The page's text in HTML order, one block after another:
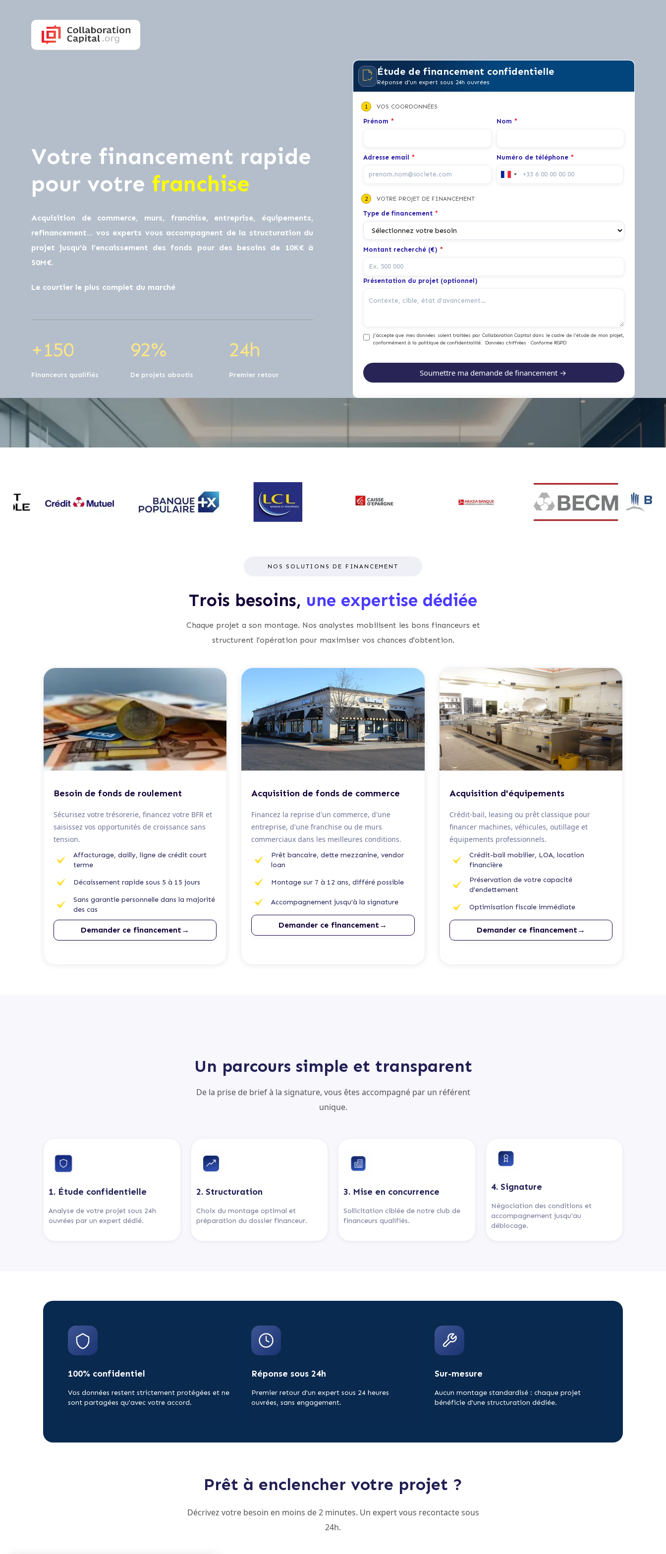
Votre financement rapide
pour votre franchise
Acquisition de commerce, murs, franchise, entreprise, équipements,
refinancement… vos experts vous accompagnent de la structuration du
projet jusqu'à l’encaissement des fonds pour des besoins de 10K€ à
50M€.
Le courtier le plus complet du marché
+
0
1
1
0
50
Financeurs qualifiés
0
9
0
2%
De projets aboutis
0
2
0
4h
Premier retour
Étude de financement confidentielle
Réponse d'un expert sous 24h ouvrées
1 VOS COORDONNÉES
Prénom * Nom *
Adresse email * Numéro de téléphone *
2 VOTRE PROJET DE FINANCEMENT
Type de financement *
Montant recherché (€) *
Présentation du projet (optionnel)
J'accepte que mes données soient traitées par Collaboration Capital dans le cadre de l'étude de mon projet,
conformément à la politique de confidentialité. Données chiffrées · Conforme RGPD
NOS SOLUTIONS DE FINANCEMENT
Trois besoins, une expertise dédiée
Chaque projet a son montage. Nos analystes mobilisent les bons financeurs et
structurent l'opération pour maximiser vos chances d'obtention.
Besoin de fonds de roulement
Sécurisez votre trésorerie, financez votre BFR et
saisissez vos opportunités de croissance sans
tension.
Affacturage, dailly, ligne de crédit court
terme
Décaissement rapide sous 5 à 15 jours
Sans garantie personnelle dans la majorité
des cas
Demander ce financement→
Acquisition de fonds de commerce
Financez la reprise d'un commerce, d'une
entreprise, d'une franchise ou de murs
commerciaux dans les meilleures conditions.
Prêt bancaire, dette mezzanine, vendor
loan
Montage sur 7 à 12 ans, différé possible
Accompagnement jusqu'à la signature
Demander ce financement→
Acquisition d'équipements
Crédit-bail, leasing ou prêt classique pour
financer machines, véhicules, outillage et
équipements professionnels.
Crédit-bail mobilier, LOA, location
financière
Préservation de votre capacité
d'endettement
Optimisation fiscale immédiate
Demander ce financement→
Un parcours simple et transparent
De la prise de brief à la signature, vous êtes accompagné par un référent
unique.
1. Étude confidentielle
Analyse de votre projet sous 24h
ouvrées par un expert dédié.
2. Structuration
Choix du montage optimal et
préparation du dossier financeur.
3. Mise en concurrence
Sollicitation ciblée de notre club de
financeurs qualifiés.
4. Signature
Négociation des conditions et
accompagnement jusqu'au
déblocage.
100% confidentiel
Vos données restent strictement protégées et ne
sont partagées qu'avec votre accord.
Réponse sous 24h
Premier retour d'un expert sous 24 heures
ouvrées, sans engagement.
Sur-mesure
Aucun montage standardisé : chaque projet
bénéficie d'une structuration dédiée.
Prêt à enclencher votre projet ?
Décrivez votre besoin en moins de 2 minutes. Un expert vous recontacte sous
24h.